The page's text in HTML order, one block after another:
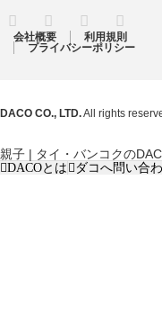
Twitter FacebookInstagram
会社概要
利用規則
プライバシーポリシー
DACO CO., LTD.All rights
親子 | タイ・バンコクの
DACOとは ダコへ問い合